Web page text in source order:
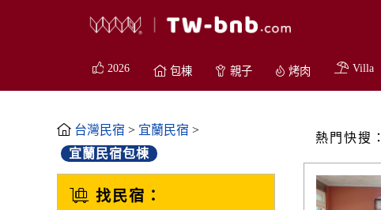
2026 包棟 親子 烤肉 Villa
台灣民宿 > 宜蘭民宿 >
宜蘭民宿包棟
找民宿：
熱門快搜：